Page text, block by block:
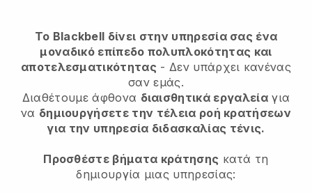
Το Blackbell δίνει στην υπηρεσία σας ένα
μοναδικό επίπεδο πολυπλοκότητας και
αποτελεσματικότητας - Δεν υπάρχει κανένας
σαν εμάς.
Διαθέτουμε άφθονα διαισθητικά εργαλείαγια
να δημιουργήσετε την τέλεια ροή κρατήσεων
για την υπηρεσία διδασκαλίας τένις.
Προσθέστε βήματα κράτησης κατά τη
δημιουργία μιας υπηρεσίας: